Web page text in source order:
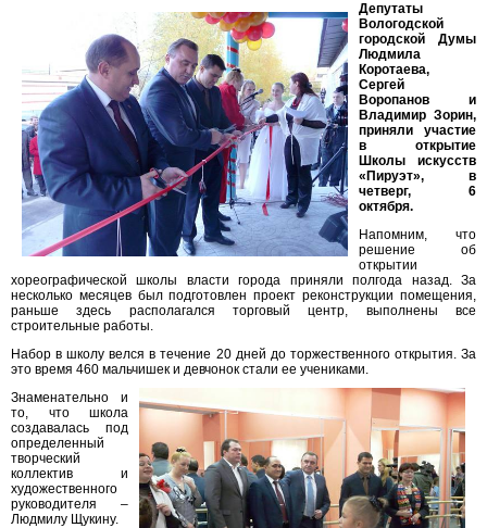
Депутаты
Вологодской
городской Думы
Людмила
Коротаева,
Сергей
Воропанов и
Владимир Зорин,
приняли участие
в открытие
Школы искусств
«Пируэт», в
четверг, 6
октября.
Напомним, что
решение об
открытии
хореографической школы власти города приняли полгода назад. За
несколько месяцев был подготовлен проект реконструкции помещения,
раньше здесь располагался торговый центр, выполнены все
строительные работы.
Набор в школу велся в течение 20 дней до торжественного открытия. За
это время 460 мальчишек и девчонок стали ее учениками.
Знаменательно и
то, что школа
создавалась под
определенный
творческий
коллектив и
художественного
руководителя –
Людмилу Щукину.